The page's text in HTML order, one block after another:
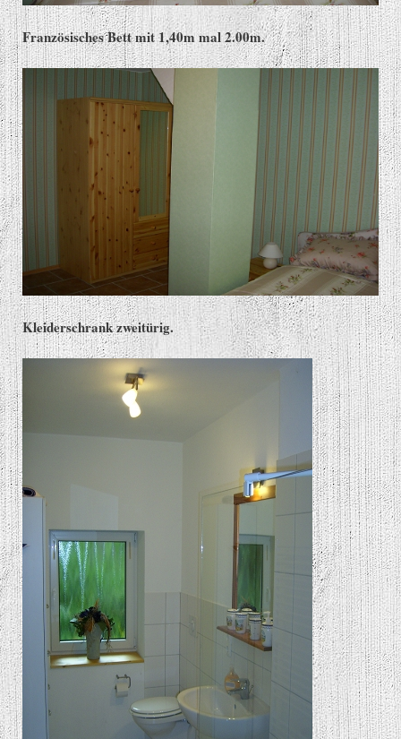
Französisches Bett mit 1,40m mal 2.00m.
Kleiderschrank zweitürig.